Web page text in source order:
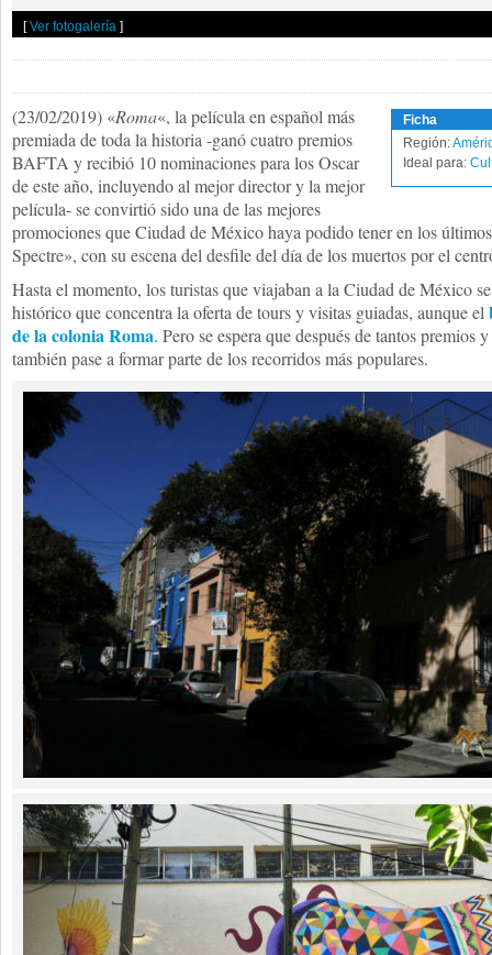
[Ver fotogalería ]
Ficha
Región:
Ideal para:
(23/02/2019) «Roma«, la película en español más
premiada de toda la historia -ganó cuatro premios
BAFTA y recibió 10 nominaciones para los Oscar
de este año, incluyendo al mejor director y la mejor
película- se convirtió sido una de las mejores
promociones que Ciudad de México haya podido tener en los
Spectre», con su escena del desfile del día de los muertos por el
Hasta el momento, los turistas que viajaban a la Ciudad de México
histórico que concentra la oferta de tours y visitas guiadas, aunque el
de la colonia Roma. Pero se espera que después de tantos premios
también pase a formar parte de los recorridos más populares.